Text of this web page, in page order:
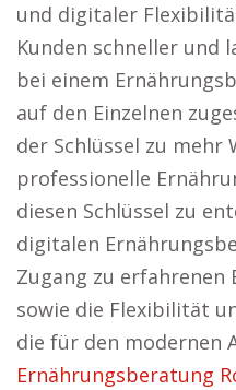
und digitaler
Kunden schneller und
bei einem
auf den Einzelnen
der Schlüssel zu mehr
professionelle
diesen Schlüssel zu
digitalen
Zugang zu erfahrenen
sowie die Flexibilität
die für den modernen
Ernährungsberatung